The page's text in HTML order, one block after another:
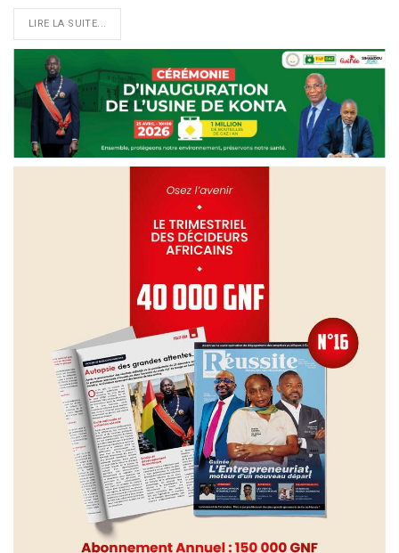
LIRE LA SUITE...